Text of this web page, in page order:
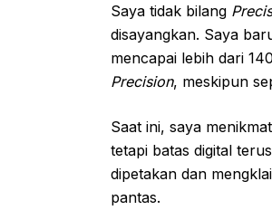
Saya tidak bilang
disayangkan. Saya
mencapai lebih dari
Precision, meskipun
Saat ini, saya
tetapi batas digital
dipetakan dan
pantas.